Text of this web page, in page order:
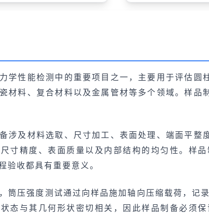
学性能检测中的重要项目之一，主要用于评估
材料、复合材料以及金属管材等多个领域。样
涉及材料选取、尺寸加工、表面处理、端面平
寸精度、表面质量以及内部结构的均匀性。样
验收都具有重要意义。
筒压强度测试通过向样品施加轴向压缩载荷，
态与其几何形状密切相关，因此样品制备必须